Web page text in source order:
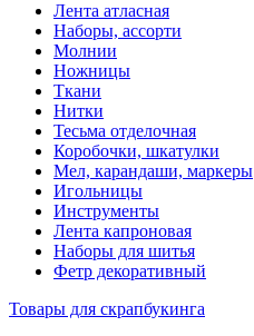
Лента атласная
Наборы, ассорти
Молнии
Ножницы
Ткани
Нитки
Тесьма отделочная
Коробочки, шкатулки
Мел, карандаши, маркеры
Игольницы
Инструменты
Лента капроновая
Наборы для шитья
Фетр декоративный
Товары для скрапбукинга